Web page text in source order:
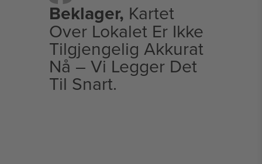
Beklager, Kartet
Over Lokalet Er Ikke
Tilgjengelig Akkurat
Nå – Vi Legger Det
Til Snart.